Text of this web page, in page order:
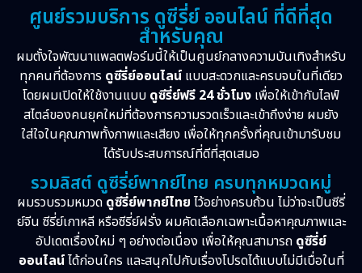
ศูนย์รวมบริการ ดูซีรี่ย์ ออนไลน์ ที่ดีที่สุด
สำหรับคุณ
ผมตั้งใจพัฒนาแพลตฟอร์มนี้ให้เป็นศูนย์กลางความบันเทิงสำหรับ
ทุกคนที่ต้องการ ดูซีรี่ย์ออนไลน์ แบบสะดวกและครบจบในที่เดียว
โดยผมเปิดให้ใช้งานแบบ ดูซีรี่ย์ฟรี 24 ชั่วโมง เพื่อให้เข้ากับไลฟ์
สไตล์ของคนยุคใหม่ที่ต้องการความรวดเร็วและเข้าถึงง่าย ผมยัง
ใส่ใจในคุณภาพทั้งภาพและเสียง เพื่อให้ทุกครั้งที่คุณเข้ามารับชม
ได้รับประสบการณ์ที่ดีที่สุดเสมอ
รวมลิสต์ ดูซีรี่ย์พากย์ไทย ครบทุกหมวดหมู่
ผมรวบรวมหมวด ดูซีรี่ย์พากย์ไทย ไว้อย่างครบถ้วน ไม่ว่าจะเป็นซีรี่
ย์จีน ซีรี่ย์เกาหลี หรือซีรี่ย์ฝรั่ง ผมคัดเลือกเฉพาะเนื้อหาคุณภาพและ
อัปเดตเรื่องใหม่ ๆ อย่างต่อเนื่อง เพื่อให้คุณสามารถ ดูซีรี่ย์
ออนไลน์ได้ก่อนใคร และสนุกไปกับเรื่องโปรดได้แบบไม่มีเบื่อในที่